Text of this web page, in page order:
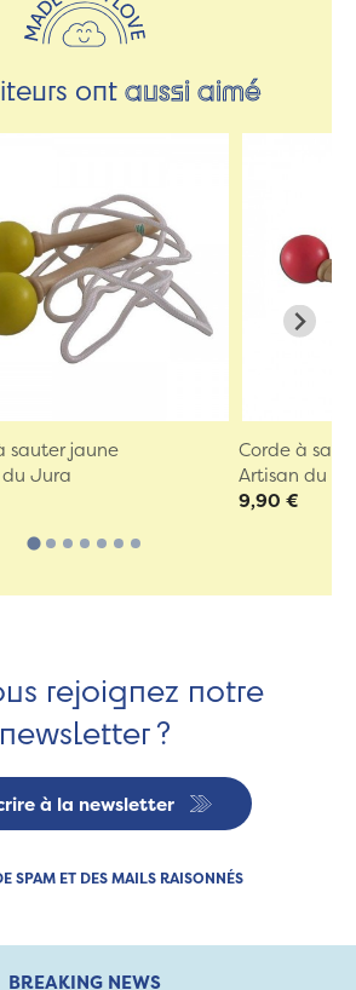
ontaussi aimé
sauter jaune
Jura
Corde à
Artisan du
9,90 €
rejoignez notre
newsletter ?
à la newsletter
SPAM ET DES MAILS RAISONNÉS
BREAKING NEWS